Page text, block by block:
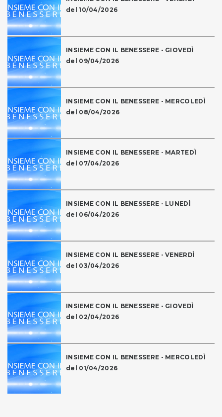
del 10/04/2026
INSIEME CON IL BENESSERE - GIOVEDÌ
del 09/04/2026
INSIEME CON IL BENESSERE - MERCOLEDÌ
del 08/04/2026
INSIEME CON IL BENESSERE - MARTEDÌ
del 07/04/2026
INSIEME CON IL BENESSERE - LUNEDÌ
del 06/04/2026
INSIEME CON IL BENESSERE - VENERDÌ
del 03/04/2026
INSIEME CON IL BENESSERE - GIOVEDÌ
del 02/04/2026
INSIEME CON IL BENESSERE - MERCOLEDÌ
del 01/04/2026